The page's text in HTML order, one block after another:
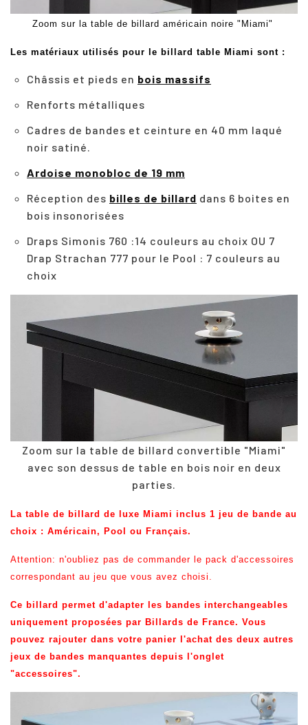
Zoom sur la table de billard américain noire "Miami"
Les matériaux utilisés pour le billard table Miami sont :
Châssis et pieds en bois massifs
Renforts métalliques
Cadres de bandes et ceinture en 40 mm laqué
noir satiné.
Ardoise monobloc de 19 mm
Réception des billes de billard dans 6 boites en
bois insonorisées
Draps Simonis 760 :14 couleurs au choix OU 7
Drap Strachan 777 pour le Pool : 7 couleurs au
choix
Zoom sur la table de billard convertible "Miami"
avec son dessus de table en bois noir en deux
parties.
La table de billard de luxe Miami inclus 1 jeu de bande au
choix : Américain, Pool ou Français.
Attention: n'oubliez pas de commander le pack d'accessoires
correspondant au jeu que vous avez choisi.
Ce billard permet d'adapter les bandes interchangeables
uniquement proposées par Billards de France. Vous
pouvez rajouter dans votre panier l'achat des deux autres
jeux de bandes manquantes depuis l'onglet
"accessoires".